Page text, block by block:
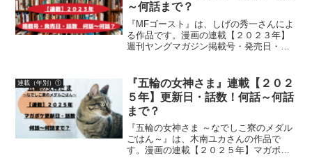
～何話まで？
『MFゴースト』は、しげの秀一さんによ
る作品です。漫画の連載【２０２３年】
週刊ヤングマガジン掲載号・発売日・話
連載（年別）①
『五輪の女神さま』連載【２０２
５年】更新日・話数！何話～何話
まで？
『五輪の女神さま ～なでしこ寮のメダル
ごはん～』は、木南ユカさんの作品で
す。漫画の連載【２０２５年】マガポケ